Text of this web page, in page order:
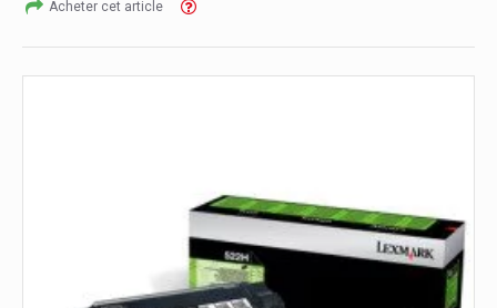
Acheter cet article